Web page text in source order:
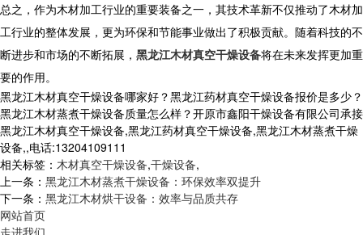
总之，作为木材加工行业的重要装备之一，其技术革新不仅推动了木材加
工行业的整体发展，更为环保和节能事业做出了积极贡献。随着科技的不
断进步和市场的不断拓展， 黑龙江木材真空干燥设备将在未来发挥更加重
要的作用。
黑龙江木材真空干燥设备哪家好？黑龙江药材真空干燥设备报价是多少？
黑龙江木材蒸煮干燥设备质量怎么样？开原市鑫阳干燥设备有限公司承接
黑龙江木材真空干燥设备,黑龙江药材真空干燥设备,黑龙江木材蒸煮干燥
设备,,电话:13204109111
相关标签： 木材真空干燥设备,干燥设备,
上一条： 黑龙江木材蒸煮干燥设备：环保效率双提升
下一条： 黑龙江木材烘干设备：效率与品质共存
网站首页